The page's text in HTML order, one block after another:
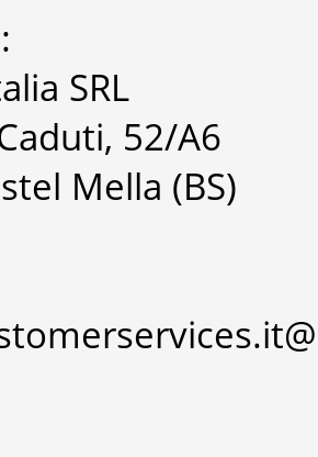
SRL
52/A6
Mella (BS)